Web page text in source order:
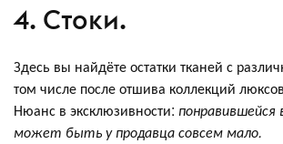
4. Стоки.
Здесь вы найдёте остатки тканей с
том числе после отшива коллекций
Нюанс в эксклюзивности:
может быть у продавца совсем мало.